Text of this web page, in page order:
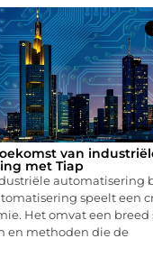
van
met Tiap
automatisering
speelt een
Het omvat een breed
en methoden die de